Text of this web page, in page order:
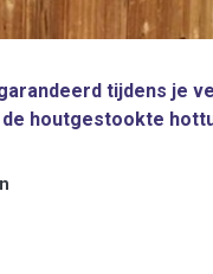
tijdens je
houtgestookte